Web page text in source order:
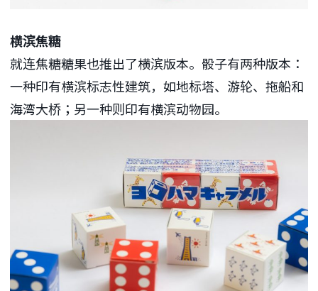
横滨焦糖
就连焦糖糖果也推出了横滨版本。骰子有两种版本：
一种印有横滨标志性建筑，如地标塔、游轮、拖船和
海湾大桥；另一种则印有横滨动物园。